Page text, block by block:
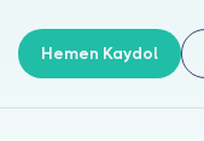
Hemen Kaydol